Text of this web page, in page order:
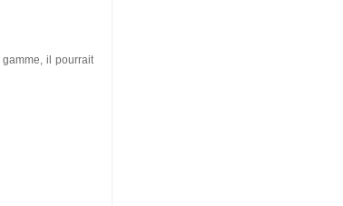
il pourrait